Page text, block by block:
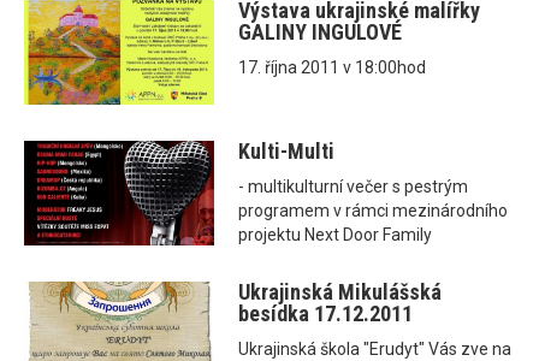
Výstava ukrajinské malířky
GALINY INGULOVÉ
17. října 2011 v 18:00hod
Kulti-Multi
- multikulturní večer s pestrým
programem v rámci mezinárodního
projektu Next Door Family
Ukrajinská Mikulášská
besídka 17.12.2011
Ukrajinská škola "Erudyt" Vás zve na